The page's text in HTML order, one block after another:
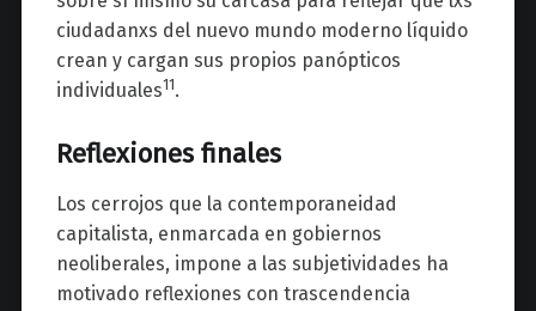
ciudadanxs del nuevo mundo moderno líquido
crean y cargan sus propios panópticos
individuales11 .
Reflexiones finales
Los cerrojos que la contemporaneidad
capitalista, enmarcada en gobiernos
neoliberales, impone a las subjetividades ha
motivado reflexiones con trascendencia